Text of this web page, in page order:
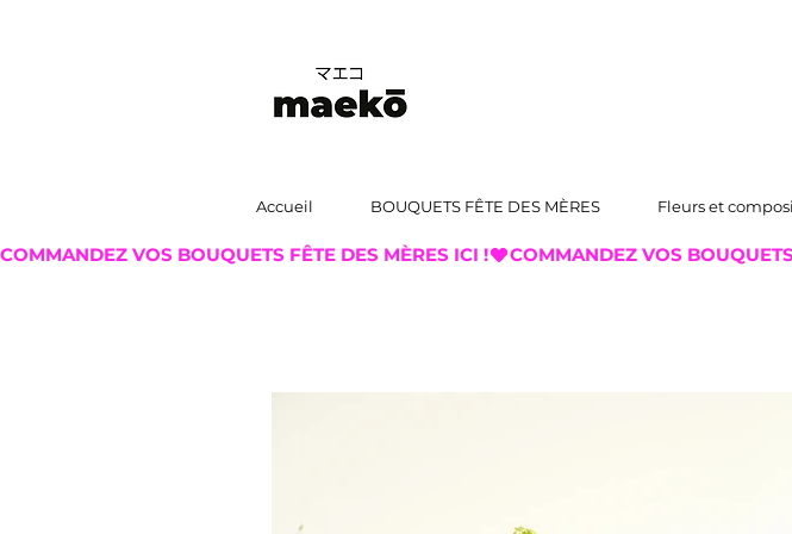
Accueil BOUQUETS FÊTE DES MÈRES Fleurs et
COMMANDEZ VOS BOUQUETS FÊTE DES MÈRES ICI !